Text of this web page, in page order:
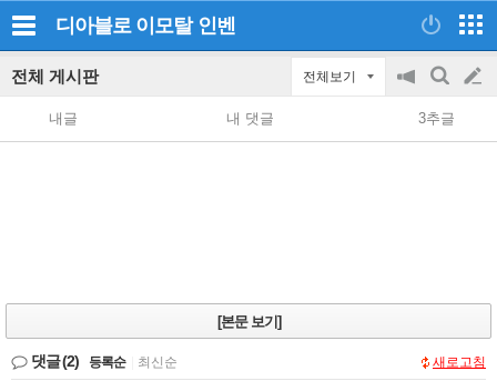
디아블로 이모탈 인벤
전체 게시판 전체보기
공
on/off
검
색
글
쓰
내글 내 댓글 3추글
[본문 보기]
댓글(2) 등록순 최신순 새로고침